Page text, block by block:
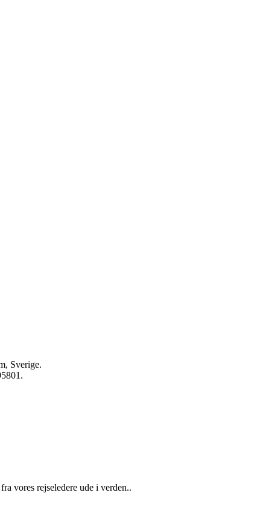
Sverige.
vores rejseledere ude i verden..